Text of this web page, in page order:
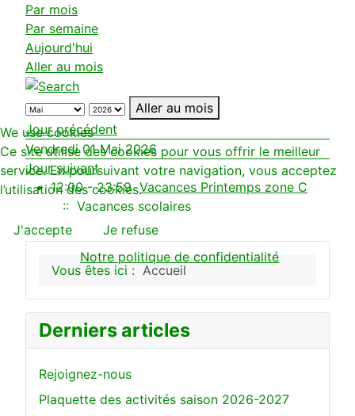
Par mois
Par semaine
Aujourd'hui
Aller au mois
Aller au mois
Jour précédent
Vendredi 01 Mai 2026
Jour suivant
12:00 - 23:59Vacances Printemps zone C
:: Vacances scolaires
Vous êtes ici : Accueil
Derniers articles
Rejoignez-nous
Plaquette des activités saison 2026-2027
We use cookies
Ce site utilise des cookies pour vous offrir le meilleur
service. En poursuivant votre navigation, vous acceptez
l’utilisation des cookies.
J'accepte
Je refuse
Notre politique de confidentialité